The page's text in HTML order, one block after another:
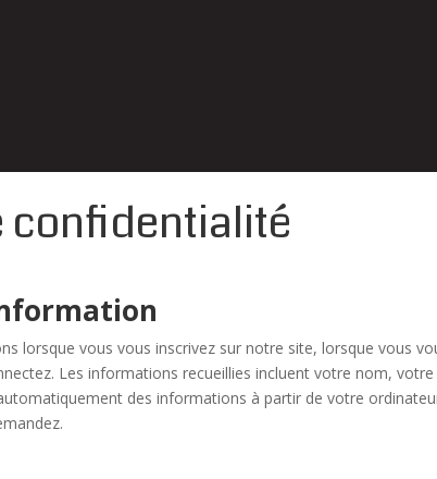
confidentialité
lorsque vous vous inscrivez sur notre site, lorsque vous
Les informations recueillies incluent votre nom,
des informations à partir de votre